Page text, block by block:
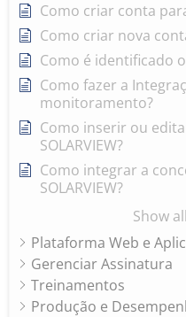
Como criar conta
Como criar nova
Como é identificado
Como fazer a
monitoramento?
Como inserir ou
SOLARVIEW?
Como integrar a
SOLARVIEW?
Show
Plataforma Web e
Gerenciar Assinatura
Treinamentos
Produção e